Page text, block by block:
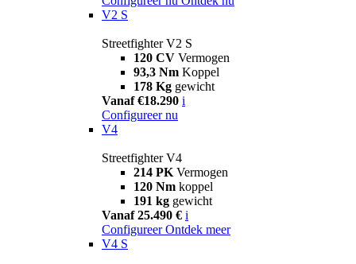
V2 S
Streetfighter V2 S
120 CV Vermogen
93,3 Nm Koppel
178 Kg gewicht
Vanaf €18.290 i
Configureer nu
V4
Streetfighter V4
214 PK Vermogen
120 Nm koppel
191 kg gewicht
Vanaf 25.490 € i
Configureer Ontdek meer
V4 S